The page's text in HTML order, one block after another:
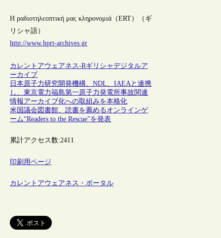
Η ραδιοτηλεοπτική μας κληρονομιά（ERT）（ギ
リシャ語）
http://www.hprt-archives.gr
カレントアウェアネス-Rギリシャデジタルア
ーカイブ
日本原子力研究開発機構、NDL、IAEAと連携
し、東京電力福島第一原子力発電所事故関連
情報アーカイブ化への取組みを本格化
米国議会図書館、読書を薦めるオンラインゲ
ーム“Readers to the Rescue”を発表
累計アクセス数:2411
印刷用ページ
カレントアウェアネス・ポータル